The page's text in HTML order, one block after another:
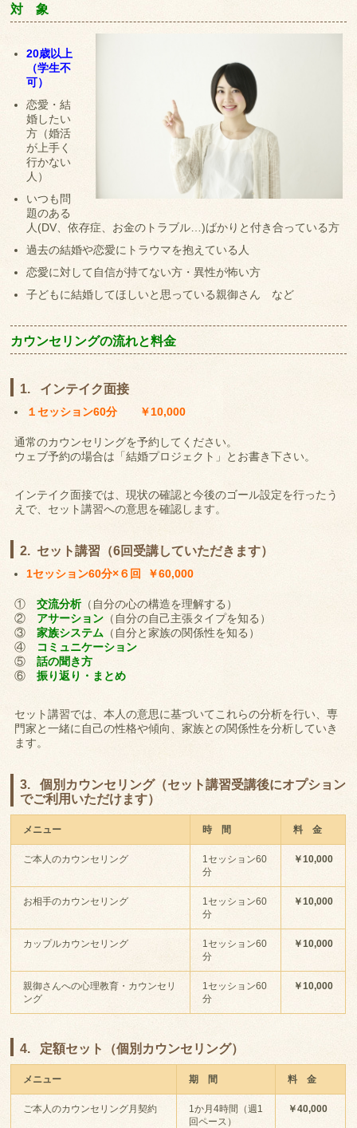
対 象
20歳以上
（学生不
可）
恋愛・結
婚したい
方（婚活
が上手く
行かない
人）
いつも問
題のある
人(DV、依存症、お金のトラブル…)ばかりと付き合っている方
過去の結婚や恋愛にトラウマを抱えている人
恋愛に対して自信が持てない方・異性が怖い方
子どもに結婚してほしいと思っている親御さん など
カウンセリングの流れと料金
1. インテイク面接
１セッション60分 ￥10,000
通常のカウンセリングを予約してください。
ウェブ予約の場合は「結婚プロジェクト」とお書き下さい。
インテイク面接では、現状の確認と今後のゴール設定を行ったう
えで、セット講習への意思を確認します。
2. セット講習（6回受講していただきます）
1セッション60分×６回 ￥60,000
①交流分析（自分の心の構造を理解する）
② アサーション （自分の自己主張タイプを知る）
③家族システム （自分と家族の関係性を知る）
④ コミュニケーション
⑤話の聞き方
⑥振り返り・まとめ
セット講習では、本人の意思に基づいてこれらの分析を行い、専
門家と一緒に自己の性格や傾向、家族との関係性を分析していき
ます。
3. 個別カウンセリング（セット講習受講後にオプション
でご利用いただけます）
メニュー 時 間 料 金
ご本人のカウンセリング
1セッション60
分
￥10,000
お相手のカウンセリング
1セッション60
分
￥10,000
カップルカウンセリング
1セッション60
分
￥10,000
親御さんへの心理教育・カウンセリ
ング
1セッション60
分
￥10,000
4. 定額セット（個別カウンセリング）
メニュー 期 間 料 金
ご本人のカウンセリング月契約
1か月4時間（週1
回ペース）
￥40,000